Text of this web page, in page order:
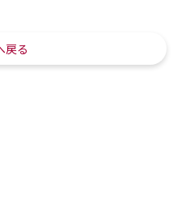
戻る